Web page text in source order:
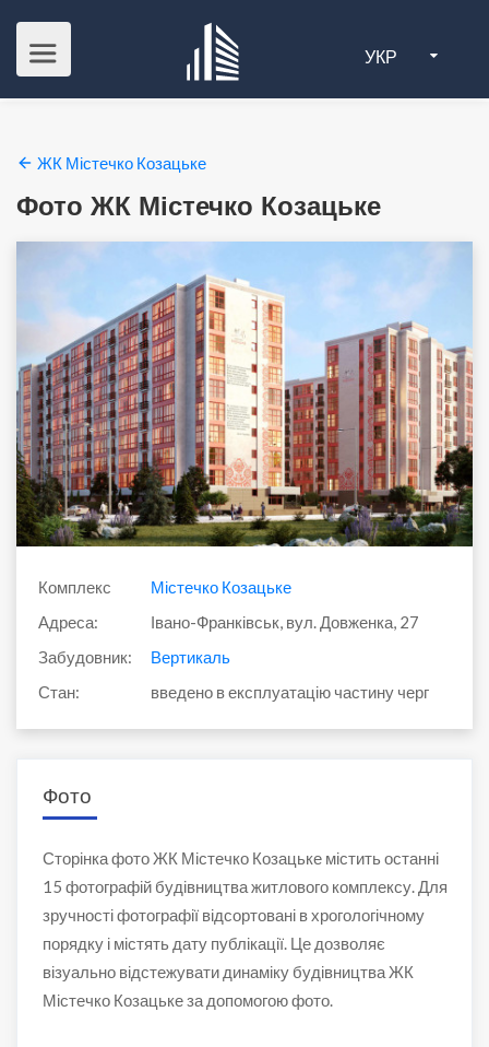
УКР
ЖК Містечко Козацьке
Фото ЖК Містечко Козацьке
Комплекс
Містечко Козацьке
Адреса:
Івано-Франківськ, вул. Довженка, 27
Забудовник:
Вертикаль
Стан:
введено в експлуатацію частину черг
Фото
Сторінка фото ЖК Містечко Козацьке містить останні
15 фотографій будівництва житлового комплексу. Для
зручності фотографії відсортовані в хрогологічному
порядку і містять дату публікації. Це дозволяє
візуально відстежувати динаміку будівництва ЖК
Містечко Козацьке за допомогою фото.